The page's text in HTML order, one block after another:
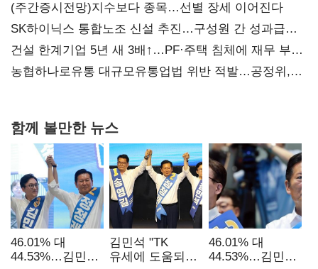
(주간증시전망)지수보다 종목…선별 장세 이어진다
SK하이닉스 통합노조 신설 추진…구성원 간 성과급
불만 확산
건설 한계기업 5년 새 3배↑…PF·주택 침체에 재무 부담
확대
농협하나로유통 대규모유통업법 위반 적발…공정위,
함께 볼만한 뉴스
46.01% 대
44.53%…김민석·
김민석 "TK
유세에 도움되는
46.01% 대
44.53%…김민석·